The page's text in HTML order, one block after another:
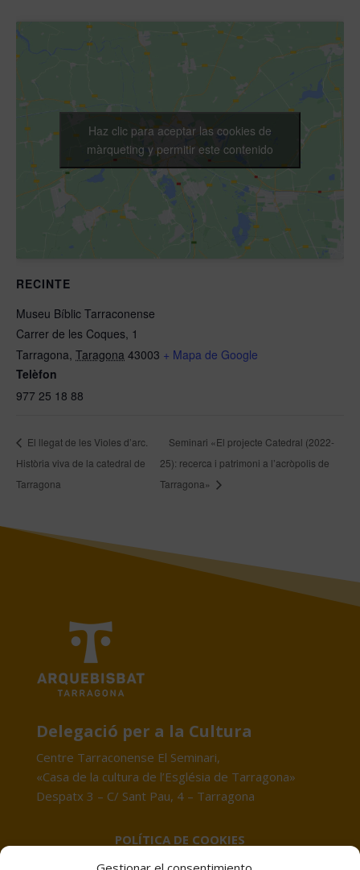
RECINTE
Museu Bíblic Tarraconense
Carrer de les Coques, 1
Tarragona, Taragona 43003 + Mapa de Google
Telèfon
977 25 18 88
Haz clic para aceptar las cookies de
màrqueting y permitir este contenido
El llegat de les Violes d’arc.
Història viva de la catedral de
Tarragona
Seminari «El projecte Catedral (2022-
25): recerca i patrimoni a l’acròpolis de
Tarragona»
Delegació per a la Cultura
Centre Tarraconense El Seminari,
«Casa de la cultura de l’Església de Tarragona»
Despatx 3 – C/ Sant Pau, 4 – Tarragona
POLÍTICA DE COOKIES